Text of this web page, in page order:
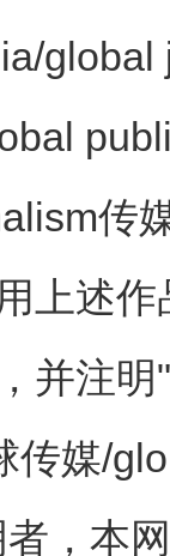
传
上述
并注
传媒/
，本